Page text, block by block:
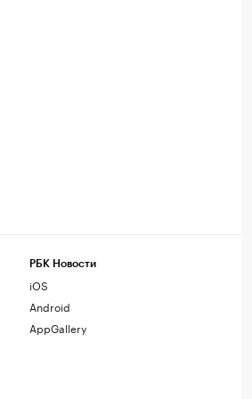
РБК Новости
iOS
Android
AppGallery